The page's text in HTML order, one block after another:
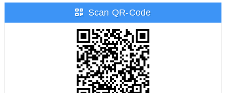
Scan QR-Code